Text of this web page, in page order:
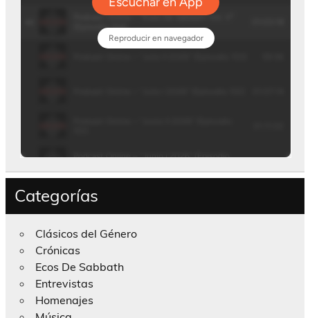
Categorías
Clásicos del Género
Crónicas
Ecos De Sabbath
Entrevistas
Homenajes